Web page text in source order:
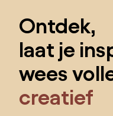
Ontdek,
laat je
wees
creatief